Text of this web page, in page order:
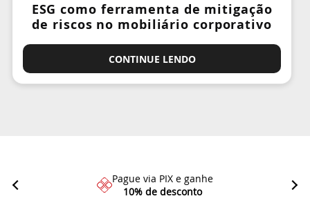
ESG como ferramenta de mitigação
de riscos no mobiliário corporativo
CONTINUE LENDO
Pague via PIX e ganhe
10% de desconto